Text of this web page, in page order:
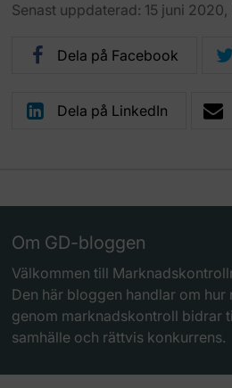
Senast uppdaterad: 15 juni 2020,
Dela på Facebook
Dela på LinkedIn
Om GD-bloggen
Välkommen till
Den här bloggen handlar om hur
genom marknadskontroll bidrar
samhälle och rättvis konkurrens.